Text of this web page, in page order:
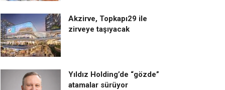
Akzirve, Topkapı29 ile
zirveye taşıyacak
Yıldız Holding’de “gözde”
atamalar sürüyor